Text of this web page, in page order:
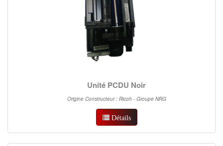
Unité PCDU Noir
Origine Constructeur : Ricoh - Groupe NRG
Détails